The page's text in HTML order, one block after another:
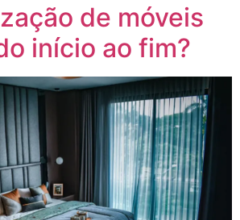
de móveis
início ao fim?